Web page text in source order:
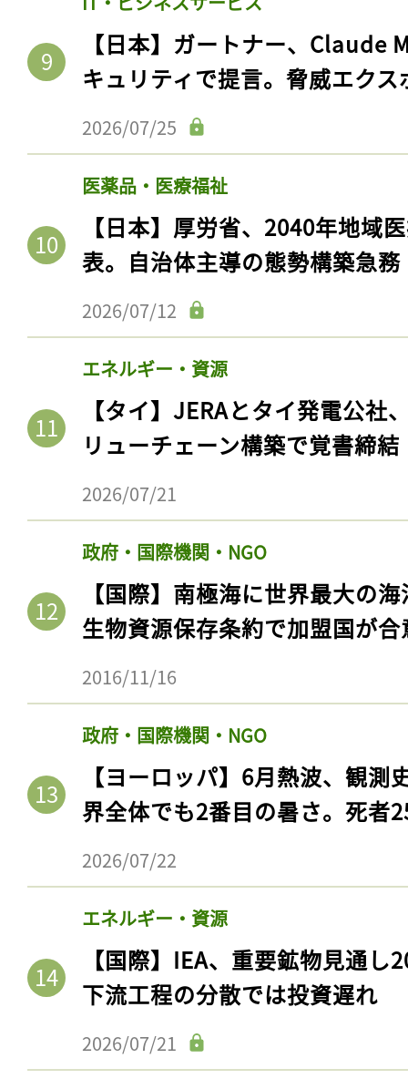
【日本】ガートナー、Claude
キュリティで提言。脅威エク
2026/07/25
医薬品・医療福祉
【日本】厚労省、2040年地域
表。自治体主導の態勢構築急務
2026/07/12
エネルギー・資源
【タイ】JERAとタイ発電公社
リューチェーン構築で覚書締結
2026/07/21
政府・国際機関・NGO
【国際】南極海に世界最大の
生物資源保存条約で加盟国が合
2016/11/16
政府・国際機関・NGO
【ヨーロッパ】6月熱波、観
界全体でも2番目の暑さ。死者
2026/07/22
エネルギー・資源
【国際】IEA、重要鉱物見通
下流工程の分散では投資遅れ
2026/07/21